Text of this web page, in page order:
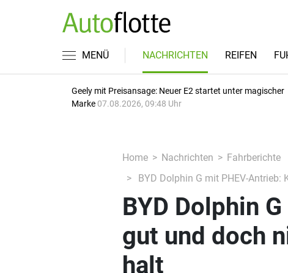
MENÜ NACHRICHTEN REIFEN
Geely mit Preisansage: Neuer E2 startet unter magischer
Marke 07.08.2026, 09:48 Uhr
Home Nachrichten
Fahrberichte
BYD Dolphin G mit PHEV-
BYD Dolphin
gut und doch
halt